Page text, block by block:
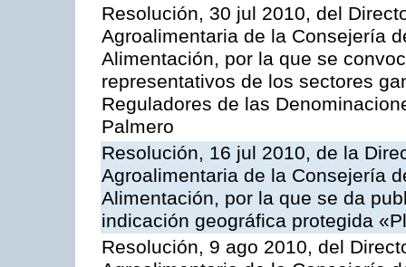
Resolución, 30 jul 2010, del
Agroalimentaria de la Consejería
Alimentación, por la que se
representativos de los sectores
Reguladores de las
Palmero
Resolución, 16 jul 2010, de la
Agroalimentaria de la Consejería
Alimentación, por la que se da
indicación geográfica protegida
Resolución, 9 ago 2010, del